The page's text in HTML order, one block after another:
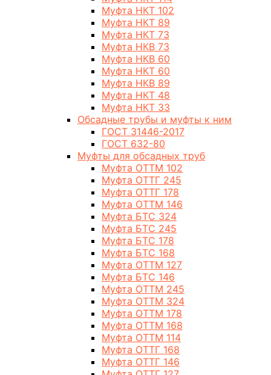
Муфта НКТ 102
Муфта НКТ 89
Муфта НКТ 73
Муфта НКВ 73
Муфта НКВ 60
Муфта НКТ 60
Муфта НКВ 89
Муфта НКТ 48
Муфта НКТ 33
Обсадные трубы и муфты к ним
ГОСТ 31446-2017
ГОСТ 632-80
Муфты для обсадных труб
Муфта ОТТМ 102
Муфта ОТТГ 245
Муфта ОТТГ 178
Муфта ОТТМ 146
Муфта БТС 324
Муфта БТС 245
Муфта БТС 178
Муфта БТС 168
Муфта ОТТМ 127
Муфта БТС 146
Муфта ОТТМ 245
Муфта ОТТМ 324
Муфта ОТТМ 178
Муфта ОТТМ 168
Муфта ОТТМ 114
Муфта ОТТГ 168
Муфта ОТТГ 146